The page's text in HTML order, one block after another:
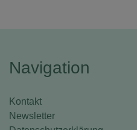
Navigation
Kontakt
Newsletter